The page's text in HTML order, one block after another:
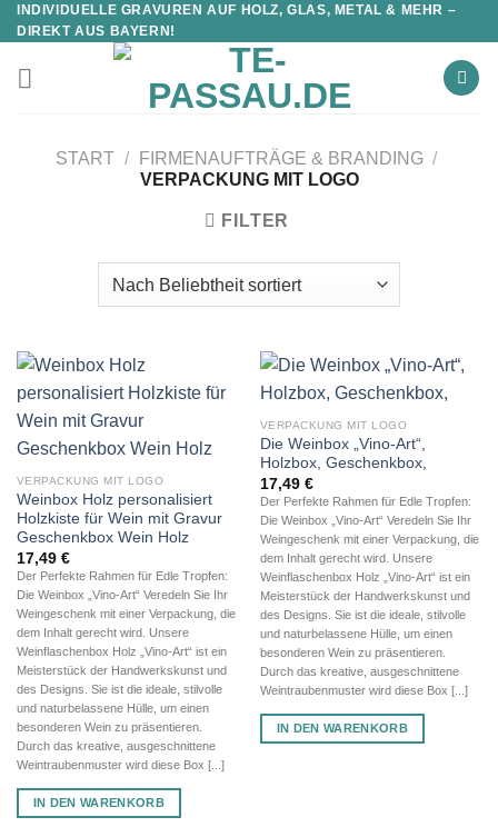
INDIVIDUELLE GRAVUREN AUF HOLZ, GLAS, METAL & MEHR –
DIREKT AUS BAYERN!
START / FIRMENAUFTRÄGE & BRANDING /
VERPACKUNG MIT LOGO
FILTER
VERPACKUNG MIT LOGO
Weinbox Holz personalisiert
Holzkiste für Wein mit Gravur
Geschenkbox Wein Holz
17,49 €
Der Perfekte Rahmen für Edle Tropfen:
Die Weinbox „Vino-Art“ Veredeln Sie Ihr
Weingeschenk mit einer Verpackung, die
dem Inhalt gerecht wird. Unsere
Weinflaschenbox Holz „Vino-Art“ ist ein
Meisterstück der Handwerkskunst und
des Designs. Sie ist die ideale, stilvolle
und naturbelassene Hülle, um einen
besonderen Wein zu präsentieren.
Durch das kreative, ausgeschnittene
Weintraubenmuster wird diese Box [...]
IN DEN WARENKORB
VERPACKUNG MIT LOGO
Die Weinbox „Vino-Art“,
Holzbox, Geschenkbox,
17,49 €
Der Perfekte Rahmen für Edle Tropfen:
Die Weinbox „Vino-Art“ Veredeln Sie Ihr
Weingeschenk mit einer Verpackung, die
dem Inhalt gerecht wird. Unsere
Weinflaschenbox Holz „Vino-Art“ ist ein
Meisterstück der Handwerkskunst und
des Designs. Sie ist die ideale, stilvolle
und naturbelassene Hülle, um einen
besonderen Wein zu präsentieren.
Durch das kreative, ausgeschnittene
Weintraubenmuster wird diese Box [...]
IN DEN WARENKORB